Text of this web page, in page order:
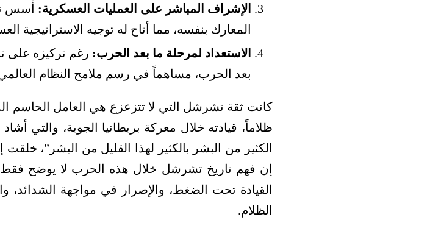
الإشراف المباشر على العمليات العسكرية: أسس
المعارك بنفسه، مما أتاح له توجيه الاستراتيجية
الاستعداد لمرحلة ما بعد الحرب: رغم تركيزه على
بعد الحرب، مساهماً في رسم ملامح النظام
كانت ثقة تشرشل التي لا تتزعزع هي العامل الحاسم
ظلاماً، قيادته خلال معركة بريطانيا الجوية، والتي
الكثير من البشر بالكثير لهذا القليل من البشر”،
إن فهم تاريخ تشرشل خلال هذه الحرب لا يوضح
القيادة تحت الضغط، والإصرار في مواجهة الشدائد،
الظلام.